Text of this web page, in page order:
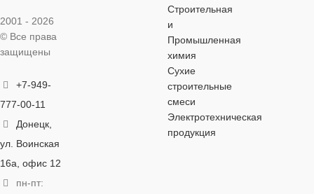
ВЕС
СВАРКИ
MMA
ТИП СТАЛИ
ВЕС
СПОСОБ
СВАРКИ
MMA
2001 - 2026
© Все права
защищены
+7-949-
777-00-11
Донецк,
ул. Воинская
16а, офис 12
пн-пт:
Строительная
и
Промышленная
химия
Сухие
строительные
смеси
Электротехническая
продукция